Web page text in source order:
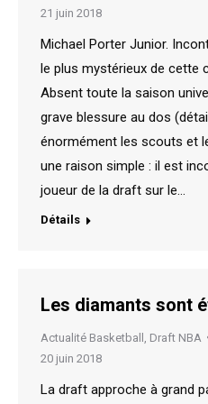
21 juin 2018
Michael Porter Junior.
le plus mystérieux de cette
Absent toute la saison
grave blessure au dos
énormément les scouts et
une raison simple : il est
joueur de la draft sur le…
Détails
Les diamants sont
Actualité Basketball Draft NBA
20 juin 2018
La draft approche à grand